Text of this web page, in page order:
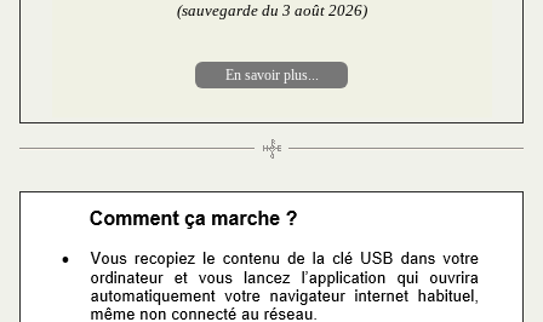
(sauvegarde du 3 août 2026)
En savoir plus...